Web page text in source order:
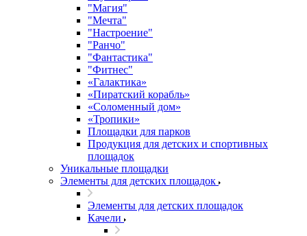
"Магия"
"Мечта"
"Настроение"
"Ранчо"
"Фантастика"
"Фитнес"
«Галактика»
«Пиратский корабль»
«Соломенный дом»
«Тропики»
Площадки для парков
Продукция для детских и спортивных
площадок
Уникальные площадки
Элементы для детских площадок
Элементы для детских площадок
Качели